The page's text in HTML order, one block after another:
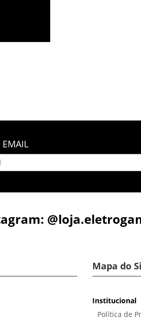
EMAIL
Mapa do
Institucional
Política de